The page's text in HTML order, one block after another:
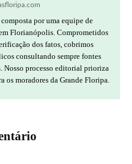
por uma equipe de
Florianópolis. Comprometidos
dos fatos, cobrimos
consultando sempre fontes
Nosso processo editorial prioriza
os moradores da Grande Floripa.